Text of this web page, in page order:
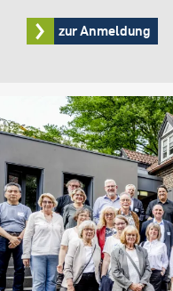
zur Anmeldung